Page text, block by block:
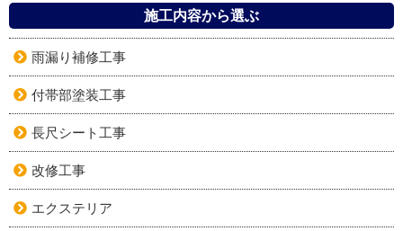
施工内容から選ぶ
雨漏り補修工事
付帯部塗装工事
長尺シート工事
改修工事
エクステリア